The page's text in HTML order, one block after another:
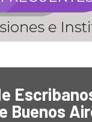
Buenos